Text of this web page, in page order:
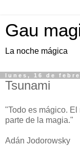
Gau
La noche mágica
lunes, 16 de
Tsunami
"Todo es mágico.
parte de la magia."
Adán Jodorowsky